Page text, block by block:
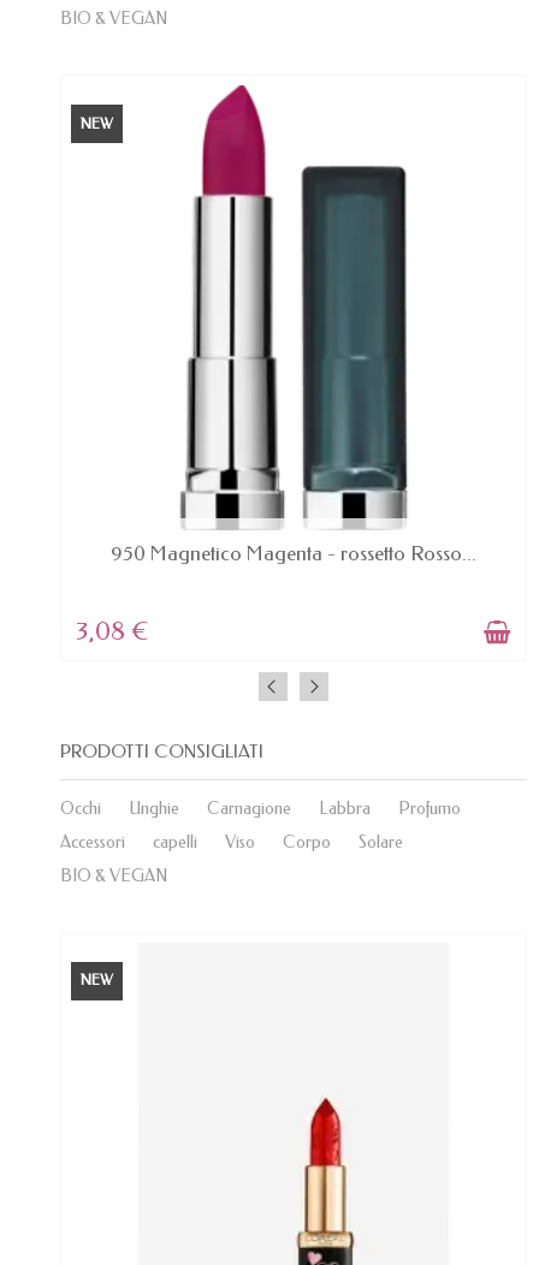
BIO & VEGAN
NEW
AVAILABLE
950 Magnetico Magenta - rossetto Rosso...
3,08 €
PRODOTTI CONSIGLIATI
Occhi Unghie Carnagione Labbra
Profumo
Accessori
capelli Viso Corpo
Solare
BIO & VEGAN
NEW